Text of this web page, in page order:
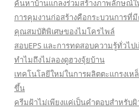
ค้นหาบ้านแกลงร่วมสร้างภาพลักษณ์
การคุมงานก่อสร้างคือกระบวนการที่
คุณสมบัติพิเศษของไมโครไพล์
สอบEPS และการทดสอบความรู้ทั่วไป
ทำไมถึงไม่ลองดูฮวงจุ้ยบ้าน
เทคโนโลยีใหม่ในการผลิตตะแกรงเ
ขึ้น
ครีมฝ้าไม่เพียงแค่เป็นคำตอบสำหรับ